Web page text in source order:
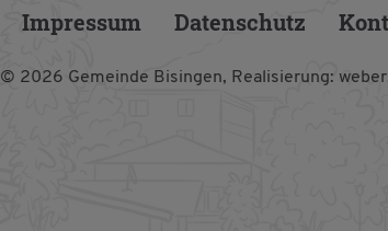
Im­pres­sum Da­ten­schutz
© 2026 Ge­mein­de Bi­sin­gen, Rea­li­sie­rung: